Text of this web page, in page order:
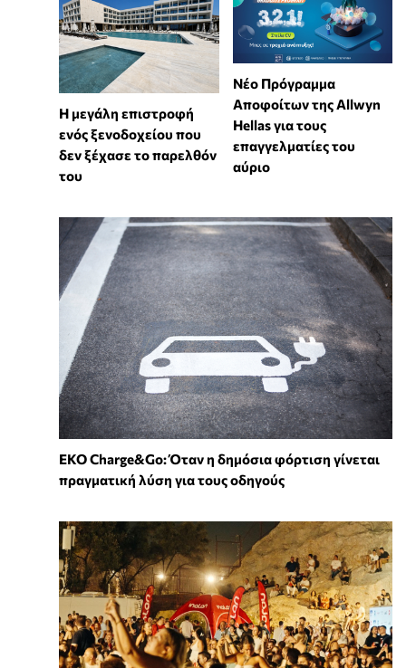
Η μεγάλη επιστροφή
ενός ξενοδοχείου που
δεν ξέχασε το παρελθόν
του
Νέο Πρόγραμμα
Αποφοίτων της Allwyn
Hellas για τους
επαγγελματίες του
αύριο
EKO Charge&Go: Όταν η δημόσια φόρτιση γίνεται
πραγματική λύση για τους οδηγούς